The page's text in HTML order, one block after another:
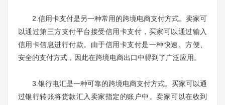
2.信用卡支付是另一种常用的跨境电商支付方式。卖家可
以通过第三方支付平台接受信用卡支付，买家可以通过输入
信用卡信息进行付款。由于信用卡支付是一种快速、方便、
安全的支付方式，因此在跨境电商出口中得到了广泛应用。
3.银行电汇是一种可靠的跨境电商支付方式。买家可以通
过银行转账将货款汇入卖家指定的账户中。卖家可以在收到